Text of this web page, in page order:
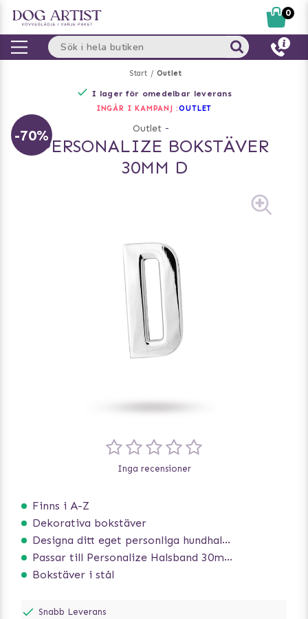
Start Outlet
I lager för omedelbar leverans
INGÅR I KAMPANJ :OUTLET
-70% Outlet -
PERSONALIZE BOKSTÄVER
30MM D
Finns i A-Z
Dekorativa bokstäver
Designa ditt eget personliga hundhalsband
Passar till Personalize Halsband 30mm
Bokstäver i stål
Inga recensioner
Snabb Leverans
0